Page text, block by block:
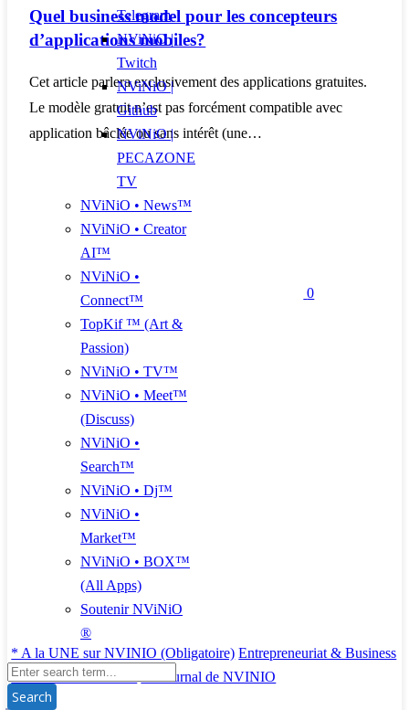
Quel business model pour les concepteurs
d’applications mobiles?
Cet article parlera exclusivement des applications gratuites.
Le modèle gratuit n’est pas forcément compatible avec
application bâclée ou sans intérêt (une…
0
* A la UNE sur NVINIO (Obligatoire) Entrepreneuriat & Business
Idées & Communauté
Le Journal de NVINIO
Telegram
NViNiO |
Twitch
NViNiO |
Github
NViNiO |
PECAZONE
TV
NViNiO • News™
NViNiO • Creator
AI™
NViNiO •
Connect™
TopKif ™ (Art &
Passion)
NViNiO • TV™
NViNiO • Meet™
(Discuss)
NViNiO •
Search™
NViNiO • Dj™
NViNiO •
Market™
NViNiO • BOX™
(All Apps)
Soutenir NViNiO
®